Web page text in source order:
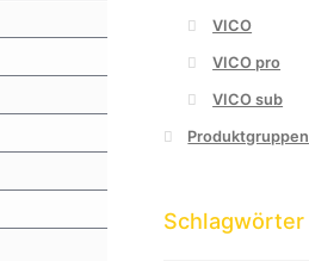
VICO
VICO pro
VICO sub
Produktgruppen
Schlagwörter